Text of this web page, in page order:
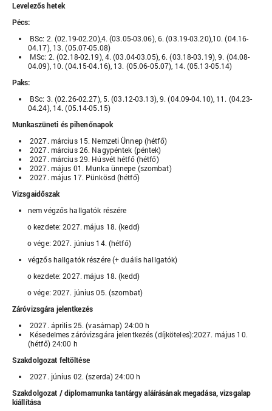
Levelezős hetek
Pécs:
BSc: 2. (02.19-02.20),4. (03.05-03.06), 6. (03.19-03.20),10. (04.16-
04.17), 13. (05.07-05.08)
MSc: 2. (02.18-02.19), 4. (03.04-03.05), 6. (03.18-03.19), 9. (04.08-
04.09), 10. (04.15-04.16), 13. (05.06-05.07), 14. (05.13-05.14)
Paks:
BSc: 3. (02.26-02.27), 5. (03.12-03.13), 9. (04.09-04.10), 11. (04.23-
04.24), 14. (05.14-05.15)
Munkaszüneti és pihenőnapok
2027. március 15. Nemzeti Ünnep (hétfő)
2027. március 26. Nagypéntek (péntek)
2027. március 29. Húsvét hétfő (hétfő)
2027. május 01. Munka ünnepe (szombat)
2027. május 17. Pünkösd (hétfő)
Vizsgaidőszak
nem végzős hallgatók részére
o kezdete: 2027. május 18. (kedd)
o vége: 2027. június 14. (hétfő)
végzős hallgatók részére (+ duális hallgatók)
o kezdete: 2027. május 18. (kedd)
o vége: 2027. június 05. (szombat)
Záróvizsgára jelentkezés
2027. április 25. (vasárnap) 24:00 h
Késedelmes záróvizsgára jelentkezés (díjköteles):2027. május 10.
(hétfő) 24:00 h
Szakdolgozat feltöltése
2027. június 02. (szerda) 24:00 h
Szakdolgozat / diplomamunka tantárgy aláírásának megadása, vizsgalap
kiállítása